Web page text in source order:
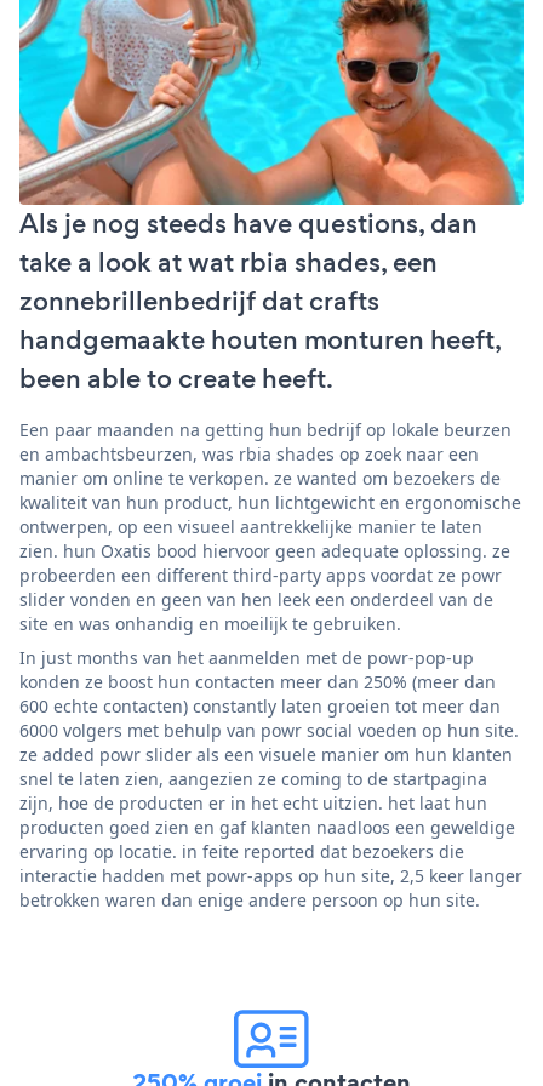
Als je nog steeds have questions, dan
take a look at wat rbia shades, een
zonnebrillenbedrijf dat crafts
handgemaakte houten monturen heeft,
been able to create heeft.
Een paar maanden na getting hun bedrijf op lokale beurzen
en ambachtsbeurzen, was rbia shades op zoek naar een
manier om online te verkopen. ze wanted om bezoekers de
kwaliteit van hun product, hun lichtgewicht en ergonomische
ontwerpen, op een visueel aantrekkelijke manier te laten
zien. hun Oxatis bood hiervoor geen adequate oplossing. ze
probeerden een different third-party apps voordat ze powr
slider vonden en geen van hen leek een onderdeel van de
site en was onhandig en moeilijk te gebruiken.
In just months van het aanmelden met de powr-pop-up
konden ze boost hun contacten meer dan 250% (meer dan
600 echte contacten) constantly laten groeien tot meer dan
6000 volgers met behulp van powr social voeden op hun site.
ze added powr slider als een visuele manier om hun klanten
snel te laten zien, aangezien ze coming to de startpagina
zijn, hoe de producten er in het echt uitzien. het laat hun
producten goed zien en gaf klanten naadloos een geweldige
ervaring op locatie. in feite reported dat bezoekers die
interactie hadden met powr-apps op hun site, 2,5 keer langer
betrokken waren dan enige andere persoon op hun site.